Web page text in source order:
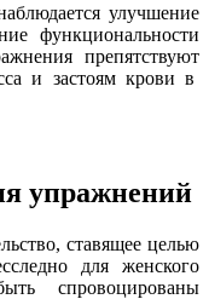
улучшение
функциональности
препятствуют
и застоям крови в
упражнений
ставящее целью
для женского
спровоцированы